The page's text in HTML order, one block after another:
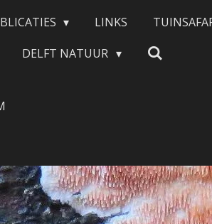
LINKS
DELFT NATUUR